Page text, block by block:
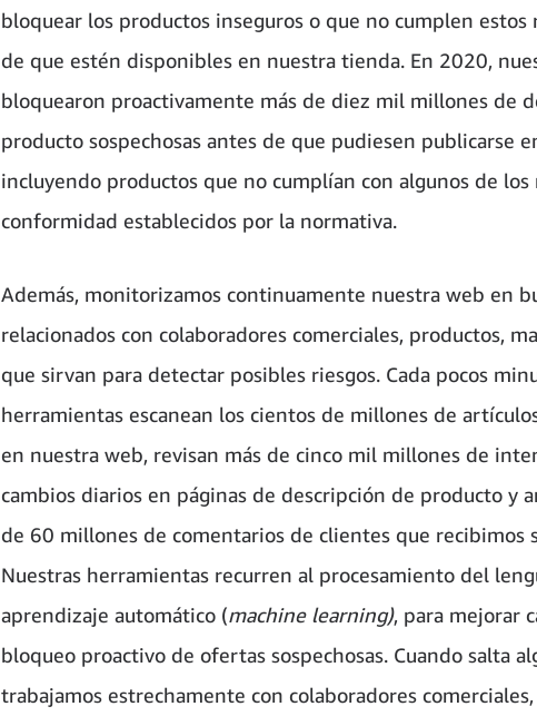
bloquear los productos inseguros o que no cumplen estos
de que estén disponibles en nuestra tienda. En 2020,
bloquearon proactivamente más de diez mil millones de
producto sospechosas antes de que pudiesen publicarse
incluyendo productos que no cumplían con algunos de
conformidad establecidos por la normativa.
Además, monitorizamos continuamente nuestra web en
relacionados con colaboradores comerciales, productos,
que sirvan para detectar posibles riesgos. Cada pocos
herramientas escanean los cientos de millones de
en nuestra web, revisan más de cinco mil millones de
cambios diarios en páginas de descripción de producto y
de 60 millones de comentarios de clientes que recibimos
Nuestras herramientas recurren al procesamiento del
aprendizaje automático (machine learning), para mejorar
bloqueo proactivo de ofertas sospechosas. Cuando salta
trabajamos estrechamente con colaboradores